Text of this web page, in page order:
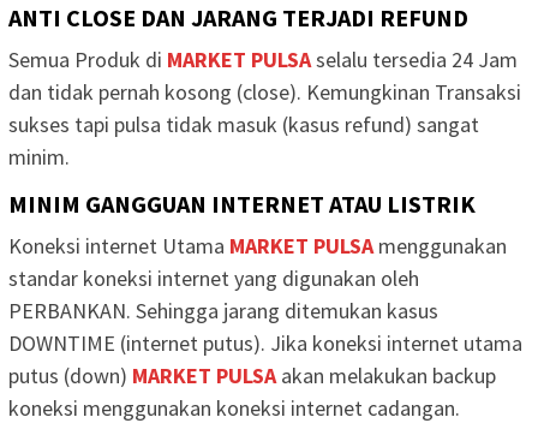
ANTI CLOSE DAN JARANG TERJADI REFUND
Semua Produk di MARKET PULSAselalu tersedia 24 Jam
dan tidak pernah kosong (close). Kemungkinan Transaksi
sukses tapi pulsa tidak masuk (kasus refund) sangat
minim.
MINIM GANGGUAN INTERNET ATAU LISTRIK
Koneksi internet Utama MARKET PULSAmenggunakan
standar koneksi internet yang digunakan oleh
PERBANKAN. Sehingga jarang ditemukan kasus
DOWNTIME (internet putus). Jika koneksi internet utama
putus (down) MARKET PULSAakan melakukan backup
koneksi menggunakan koneksi internet cadangan.